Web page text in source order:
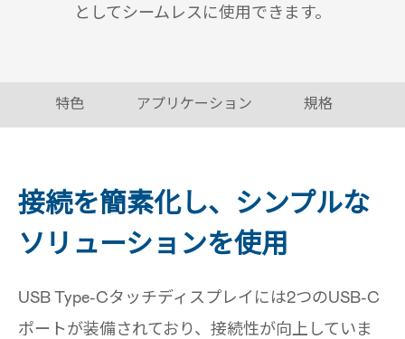
としてシームレスに使用できます。
特色 アプリケーション 規格
接続を簡素化し、シンプルな
ソリューションを使用
USB Type-Cタッチディスプレイには2つのUSB-C
ポートが装備されており、接続性が向上していま